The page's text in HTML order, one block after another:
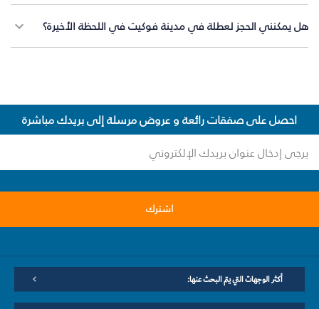
هل يمكنني الحجز لعطلة في مدينة فوكيت في اللحظة الأخيرة؟
احصل على صفقات رائعة و عروض مرسلة إلى بريدك مباشرة
اشترك
أكثر الوجهات التي يتم البحث عنها: